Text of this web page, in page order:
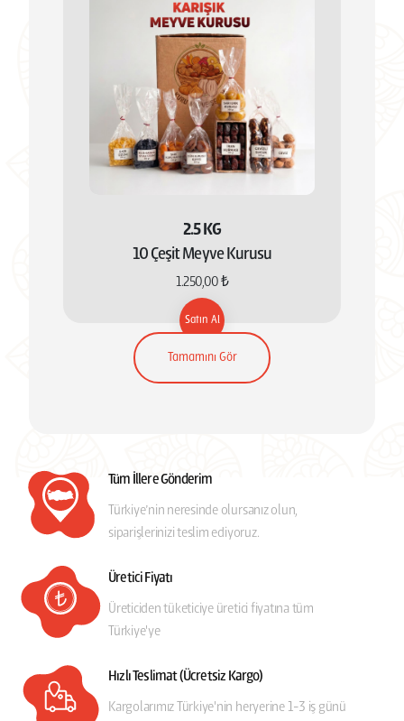
2.5 KG
10 Çeşit Meyve Kurusu
1.250,00 ₺
Satın Al
Tamamını Gör
Tüm İllere Gönderim
Türkiye’nin neresinde olursanız olun,
siparişlerinizi teslim ediyoruz.
Üretici Fiyatı
Üreticiden tüketiciye üretici fiyatına tüm
Türkiye'ye
Hızlı Teslimat (Ücretsiz Kargo)
Kargolarımız Türkiye'nin heryerine 1-3 iş günü